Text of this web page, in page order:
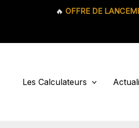
Les Calculateurs
🔥 OFFRE DE